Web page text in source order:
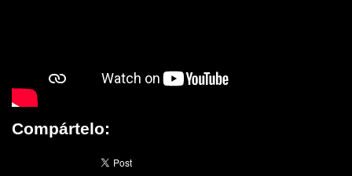
Compártelo: